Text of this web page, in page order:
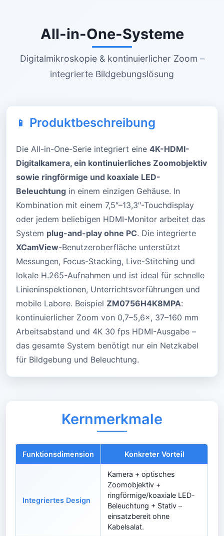
All-in-One-Systeme
Digitalmikroskopie & kontinuierlicher Zoom –
integrierte Bildgebungslösung
Produktbeschreibung
Die All-in-One-Serie integriert eine4K-HDMI-
Digitalkamera, ein kontinuierliches Zoomobjektiv
sowie ringförmige und koaxiale LED-
Beleuchtung in einem einzigen Gehäuse. In
Kombination mit einem 7,5″–13,3″-Touchdisplay
oder jedem beliebigen HDMI-Monitor arbeitet das
System plug-and-play ohne PC. Die integrierte
XCamView-Benutzeroberfläche unterstützt
Messungen, Focus-Stacking, Live-Stitching und
lokale H.265-Aufnahmen und ist ideal für schnelle
Linieninspektionen, Unterrichtsvorführungen und
mobile Labore. BeispielZM0756H4K8MPA:
kontinuierlicher Zoom von 0,7–5,6×, 37–160 mm
Arbeitsabstand und 4K 30 fps HDMI-Ausgabe –
das gesamte System benötigt nur ein Netzkabel
für Bildgebung und Beleuchtung.
Kernmerkmale
Funktionsdimension Konkreter Vorteil
Integriertes Design
Kamera + optisches
Zoomobjektiv +
ringförmige/koaxiale LED-
Beleuchtung + Stativ –
einsatzbereit ohne
Kabelsalat.